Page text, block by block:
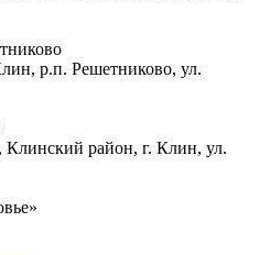
р.п. Решетниково, ул.
Клинский район, г. Клин, ул.